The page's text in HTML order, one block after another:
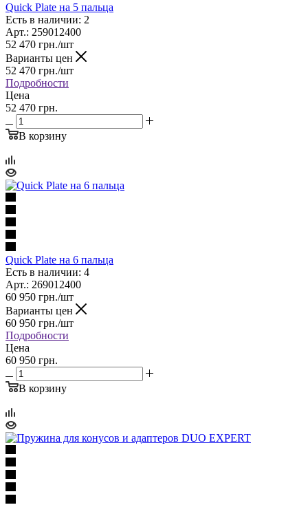
Quick Plate на 5 пальца
Есть в наличии: 2
Арт.: 259012400
52 470 грн./шт
Варианты цен
52 470 грн./шт
Подробности
Цена
52 470 грн.
В корзину
Quick Plate на 6 пальца
Есть в наличии: 4
Арт.: 269012400
60 950 грн./шт
Варианты цен
60 950 грн./шт
Подробности
Цена
60 950 грн.
В корзину